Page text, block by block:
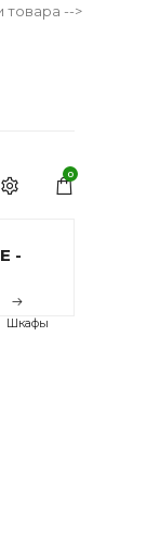
товара -->
0
-
Шкафы